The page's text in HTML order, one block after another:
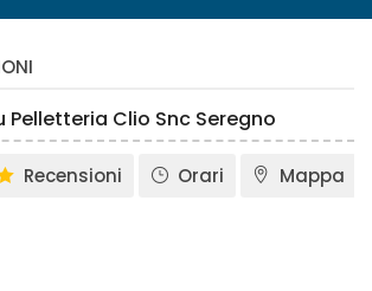
Pelletteria Clio Snc Seregno
Recensioni Orari Mappa